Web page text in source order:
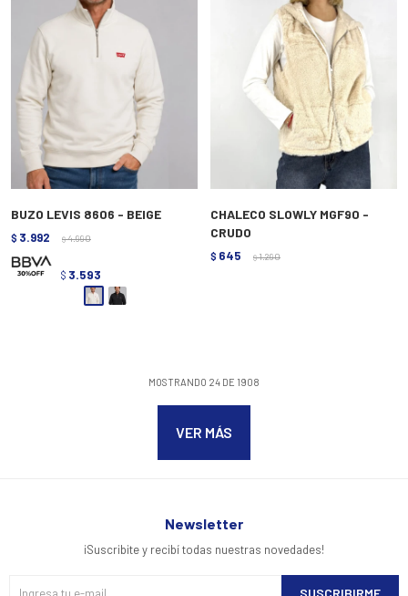
BUZO LEVIS 8606 - BEIGE
$ 3.992 $ 4.990
$ 3.593
CHALECO SLOWLY MGF90 -
CRUDO
$ 645 $ 1.290
MOSTRANDO 24 DE 1908
VER MÁS
Newsletter
¡Suscribite y recibí todas nuestras novedades!
SUSCRIBIRME